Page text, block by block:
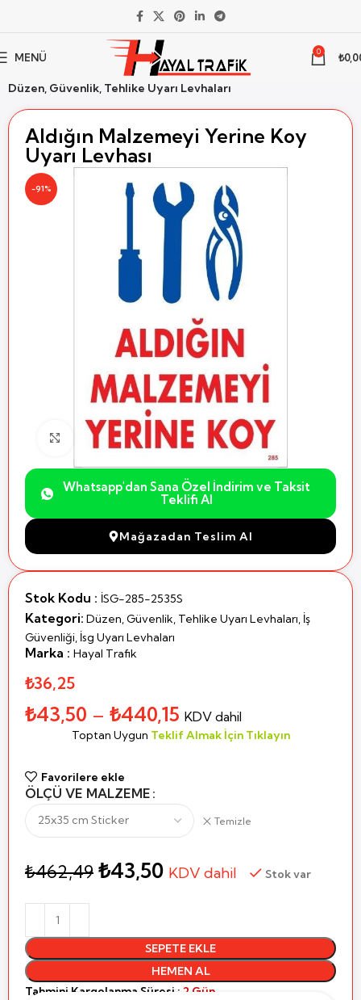
MENÜ 0 ₺
İş Güvenliği İsg Uyarı Levhaları
Düzen, Güvenlik, Tehlike Uyarı Levhaları
Aldığın Malzemeyi Yerine Koy
Uyarı Levhası
-91%
Büyütmek için Tıklayın
Whatsapp'dan Sana Özel İndirim ve Taksit
Teklifi Al
Mağazadan Teslim Al
Stok Kodu : İSG-285-2535S
Kategori: Düzen, Güvenlik, Tehlike Uyarı Levhaları, İş
Güvenliği, İsg Uyarı Levhaları
Marka : Hayal Trafik
₺36,25
₺43,50 – ₺440,15 KDV dahil
Toptan Uygun Teklif Almak İçin Tıklayın
Favorilere ekle
ÖLÇÜ VE MALZEME
Temizle
₺462,49 ₺43,50 KDV dahil Stok var
SEPETE EKLE
HEMEN AL
Tahmini Kargolanma Süresi : 2 Gün